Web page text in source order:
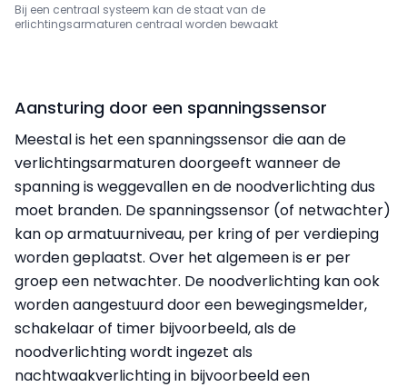
Bij een centraal systeem kan de staat van de
erlichtingsarmaturen centraal worden bewaakt
Aansturing door een spanningssensor
Meestal is het een spanningssensor die aan de
verlichtingsarmaturen doorgeeft wanneer de
spanning is weggevallen en de noodverlichting dus
moet branden. De spanningssensor (of netwachter)
kan op armatuurniveau, per kring of per verdieping
worden geplaatst. Over het algemeen is er per
groep een netwachter. De noodverlichting kan ook
worden aangestuurd door een bewegingsmelder,
schakelaar of timer bijvoorbeeld, als de
noodverlichting wordt ingezet als
nachtwaakverlichting in bijvoorbeeld een